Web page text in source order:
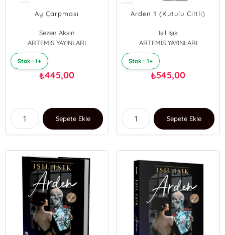
Ay Çarpması
Sezen Aksın
ARTEMİS YAYINLARI
Stok : 1+
₺445,00
Sepete Ekle
Arden 1 (Kutulu Ciltli)
Işıl Işık
ARTEMİS YAYINLARI
Stok : 1+
₺545,00
Sepete Ekle